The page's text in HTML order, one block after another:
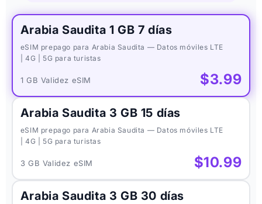
Arabia Saudita 1 GB 7 días
eSIM prepago para Arabia Saudita — Datos móviles LTE
| 4G | 5G para turistas
1 GB Validez eSIM $3.99
Arabia Saudita 3 GB 15 días
eSIM prepago para Arabia Saudita — Datos móviles LTE
| 4G | 5G para turistas
3 GB Validez eSIM $10.99
Arabia Saudita 3 GB 30 días